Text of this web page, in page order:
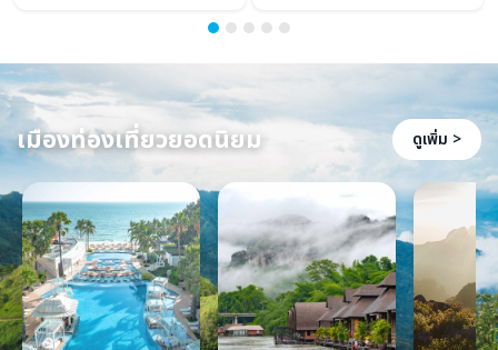
เมืองท่องเที่ยวยอดนิยม ดูเพิ่ม >